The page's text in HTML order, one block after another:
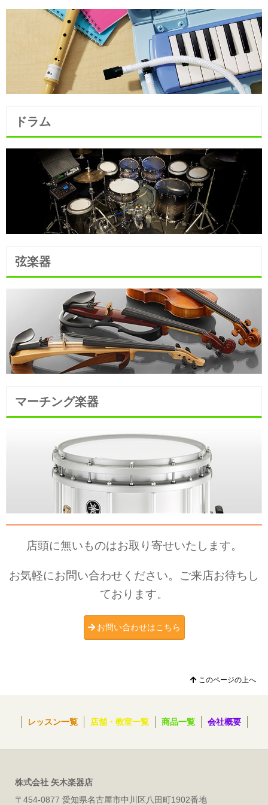
ドラム
弦楽器
マーチング楽器
店頭に無いものはお取り寄せいたします。
お気軽にお問い合わせください。ご来店お待ちし
ております。
お問い合わせはこちら
このページの上へ
レッスン一覧 店舗・教室一覧 商品一覧 会社概要
株式会社 矢木楽器店
〒454-0877 愛知県名古屋市中川区八田町1902番地